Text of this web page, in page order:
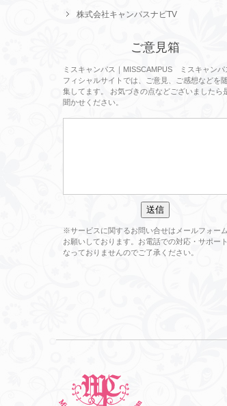
株式会社キャンパスナビTV
ご意見箱
ミスキャンパス｜MISSCAMPUS ミスキャンパ
フィシャルサイトでは、ご意見、ご感想などを
集してます。 お気づきの点などございましたら
聞かせください。
※サービスに関するお問い合せはメールフォー
お願いしております。お電話での対応・サポー
なっておりませんのでご了承ください。